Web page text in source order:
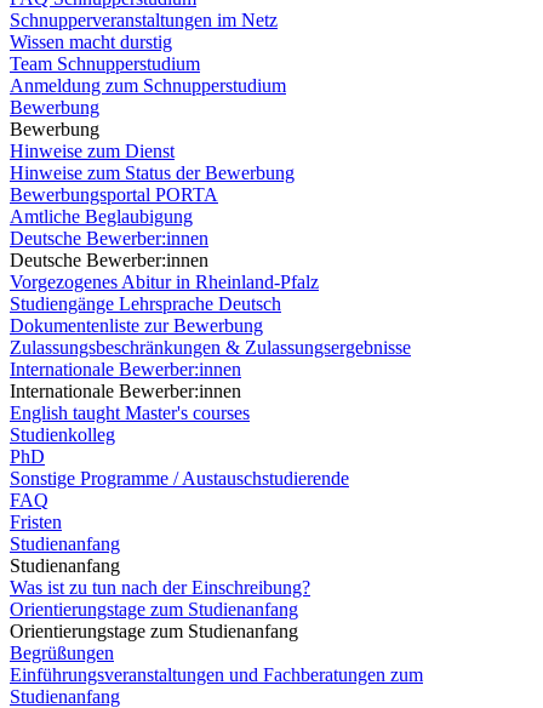
Schnupperveranstaltungen im Netz
Wissen macht durstig
Team Schnupperstudium
Anmeldung zum Schnupperstudium
Bewerbung
Bewerbung
Hinweise zum Dienst
Hinweise zum Status der Bewerbung
Bewerbungsportal PORTA
Amtliche Beglaubigung
Deutsche Bewerber:innen
Deutsche Bewerber:innen
Vorgezogenes Abitur in Rheinland-Pfalz
Studiengänge Lehrsprache Deutsch
Dokumentenliste zur Bewerbung
Zulassungsbeschränkungen & Zulassungsergebnisse
Internationale Bewerber:innen
Internationale Bewerber:innen
English taught Master's courses
Studienkolleg
PhD
Sonstige Programme / Austauschstudierende
FAQ
Fristen
Studienanfang
Studienanfang
Was ist zu tun nach der Einschreibung?
Orientierungstage zum Studienanfang
Orientierungstage zum Studienanfang
Begrüßungen
Einführungsveranstaltungen und Fachberatungen zum
Studienanfang